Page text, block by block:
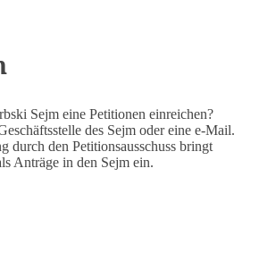
Sejm eine Petitionen einreichen?
des Sejm oder eine e-Mail.
durch den Petitionsausschuss bringt
Anträge in den Sejm ein.